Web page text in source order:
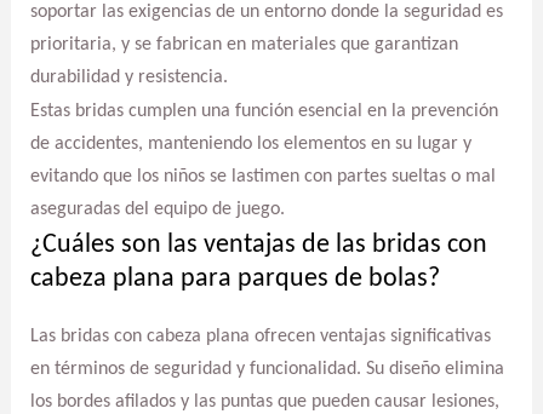
soportar las exigencias de un entorno donde la seguridad es
prioritaria, y se fabrican en materiales que garantizan
durabilidad y resistencia.
Estas bridas cumplen una función esencial en la prevención
de accidentes, manteniendo los elementos en su lugar y
evitando que los niños se lastimen con partes sueltas o mal
aseguradas del equipo de juego.
¿Cuáles son las ventajas de las bridas con
cabeza plana para parques de bolas?
Las bridas con cabeza plana ofrecen ventajas significativas
en términos de seguridad y funcionalidad. Su diseño elimina
los bordes afilados y las puntas que pueden causar lesiones,